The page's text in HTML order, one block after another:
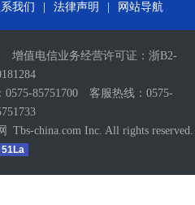
我们 法律声明 网站导航
增值电信业务经营许可证： 浙B2-
85751700 客服热线：0575-
Tbs-china.com Inc. All rights reserved.
51La